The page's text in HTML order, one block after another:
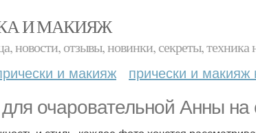
И МАКИЯЖ
новости, отзывы, новинки, секреты, техника
и макияж прически и
очаровательной Анны